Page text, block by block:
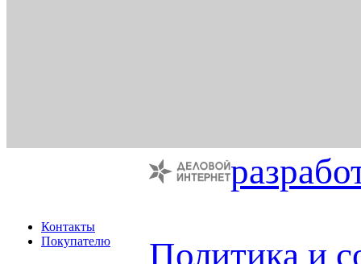
Контакты
Покупателю
Политика и